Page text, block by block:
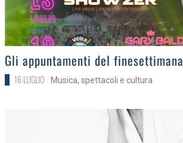
>
Gli appuntamenti del finesettimana
16 LUGLIO Musica, spettacoli e cultura